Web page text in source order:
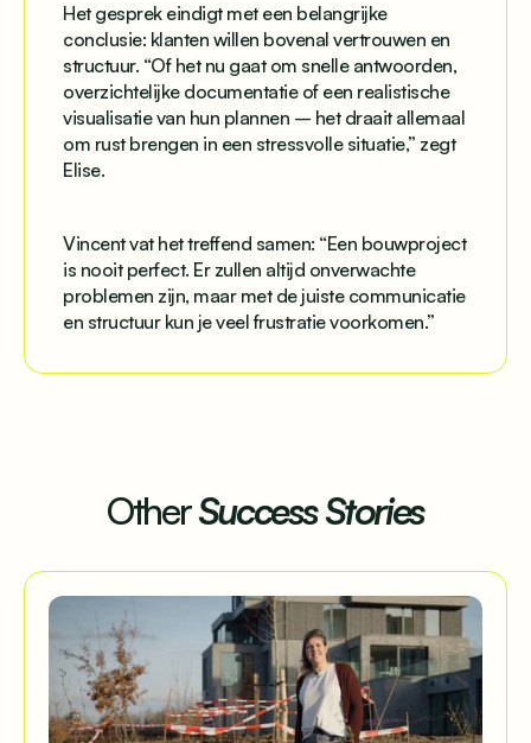
Het gesprek eindigt met een belangrijke
conclusie: klanten willen bovenal vertrouwen en
structuur. “Of het nu gaat om snelle antwoorden,
overzichtelijke documentatie of een realistische
visualisatie van hun plannen – het draait allemaal
om rust brengen in een stressvolle situatie,” zegt
Elise.
Vincent vat het treffend samen: “Een bouwproject
is nooit perfect. Er zullen altijd onverwachte
problemen zijn, maar met de juiste communicatie
en structuur kun je veel frustratie voorkomen.”
OtherSuccess Stories